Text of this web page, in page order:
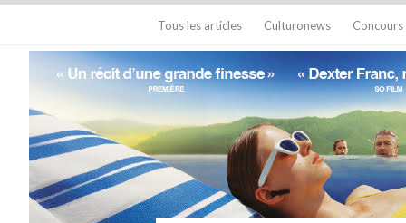
Tous les articles Culturonews Concours